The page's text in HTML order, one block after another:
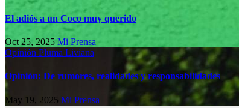
El adiós a un Coco muy querido
Oct 25, 2025 Mi Prensa
Opinión Pluma Liviana
Opinión: De rumores, realidades y responsabilidades
May 19, 2025 Mi Prensa